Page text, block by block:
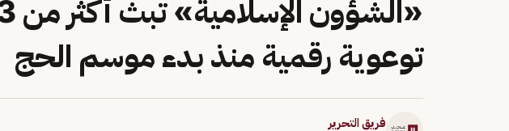
توعوية رقمية منذ بدء موسم الحج
فريق التحرير